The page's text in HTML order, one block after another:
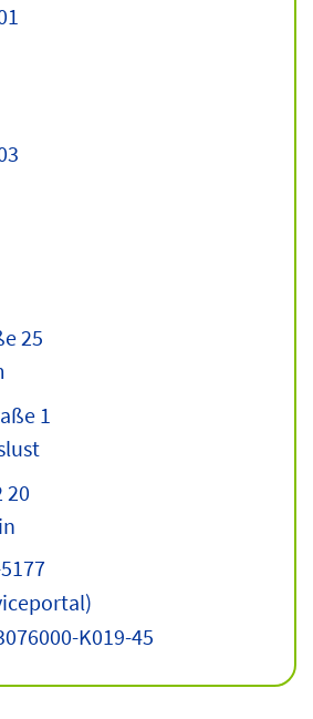
25
1
20
K019-45